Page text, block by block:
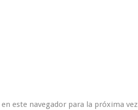
este navegador para la próxima vez